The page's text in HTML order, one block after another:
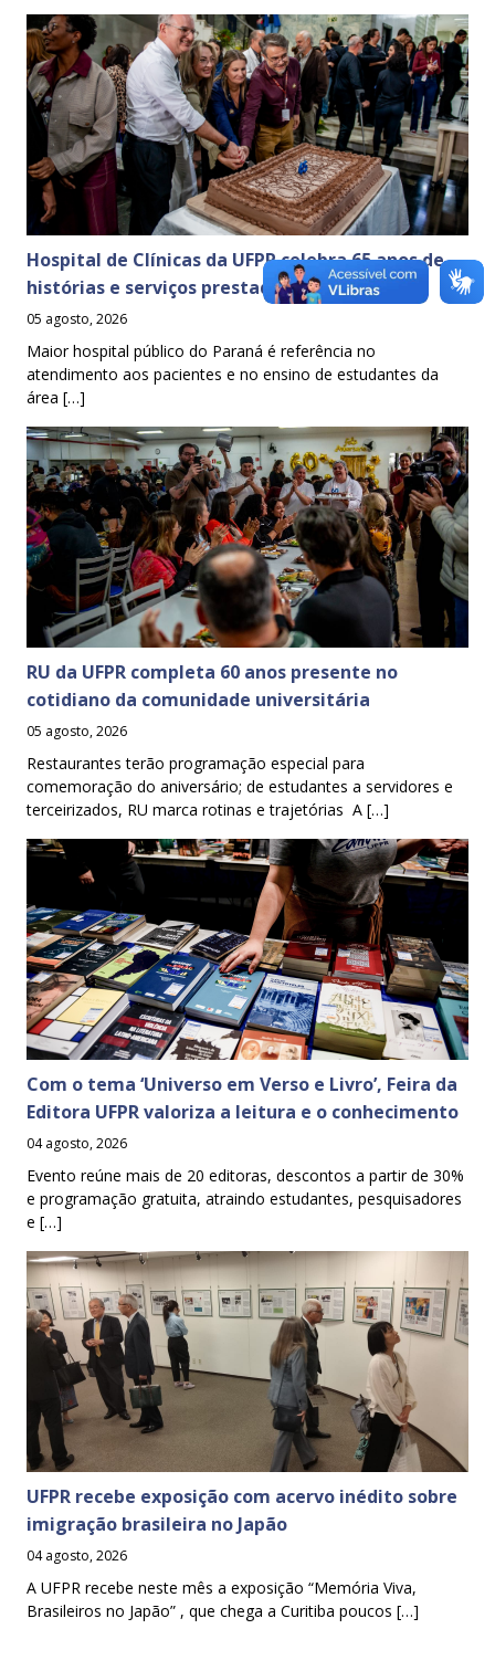
Hospital de Clínicas da UFPR celebra 65 anos de
histórias e serviços prestados à sociedade
05 agosto, 2026
Maior hospital público do Paraná é referência no
atendimento aos pacientes e no ensino de estudantes da
área […]
RU da UFPR completa 60 anos presente no
cotidiano da comunidade universitária
05 agosto, 2026
Restaurantes terão programação especial para
comemoração do aniversário; de estudantes a servidores e
terceirizados, RU marca rotinas e trajetórias A […]
Com o tema ‘Universo em Verso e Livro’, Feira da
Editora UFPR valoriza a leitura e o conhecimento
04 agosto, 2026
Evento reúne mais de 20 editoras, descontos a partir de 30%
e programação gratuita, atraindo estudantes, pesquisadores
e […]
UFPR recebe exposição com acervo inédito sobre
imigração brasileira no Japão
04 agosto, 2026
A UFPR recebe neste mês a exposição “Memória Viva,
Brasileiros no Japão” , que chega a Curitiba poucos […]